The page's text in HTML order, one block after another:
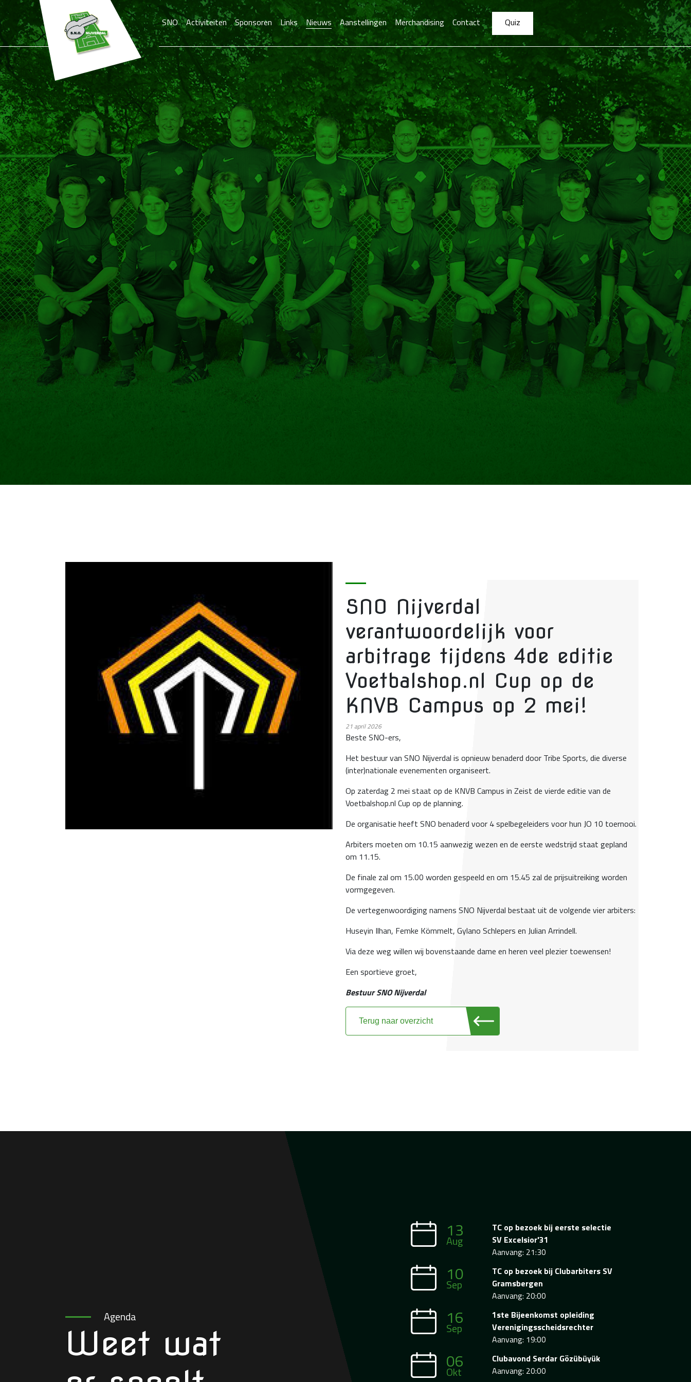
SNO Activiteiten Sponsoren Links Nieuws Aanstellingen Merchandising Contact Quiz
SNO Nijverdal
verantwoordelijk voor
arbitrage tijdens 4de editie
Voetbalshop.nl Cup op de
KNVB Campus op 2 mei!
21 april 2026
Beste SNO-ers,
Het bestuur van SNO Nijverdal is opnieuw benaderd door Tribe Sports, die diverse
(inter)nationale evenementen organiseert.
Op zaterdag 2 mei staat op de KNVB Campus in Zeist de vierde editie van de
Voetbalshop.nl Cup op de planning.
De organisatie heeft SNO benaderd voor 4 spelbegeleiders voor hun JO 10 toernooi.
Arbiters moeten om 10.15 aanwezig wezen en de eerste wedstrijd staat gepland
om 11.15.
De finale zal om 15.00 worden gespeeld en om 15.45 zal de prijsuitreiking worden
vormgegeven.
De vertegenwoordiging namens SNO Nijverdal bestaat uit de volgende vier arbiters:
Huseyin Ilhan, Femke Kömmelt, Gylano Schlepers en Julian Arrindell.
Via deze weg willen wij bovenstaande dame en heren veel plezier toewensen!
Een sportieve groet,
Bestuur SNO Nijverdal
Terug naar overzicht
Agenda
Weet wat
13
Aug
TC op bezoek bij eerste selectie
SV Excelsior'31
Aanvang: 21:30
10
Sep
TC op bezoek bij Clubarbiters SV
Gramsbergen
Aanvang: 20:00
16
Sep
1ste Bijeenkomst opleiding
Verenigingsscheidsrechter
Aanvang: 19:00
06
Okt
Clubavond Serdar Gözübüyük
Aanvang: 20:00